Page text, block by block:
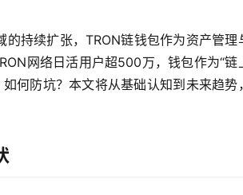
的持续扩张，TRON链钱包作为资产管理
网络日活用户超500万，钱包作为“链
何防坑？本文将从基础认知到未来趋势